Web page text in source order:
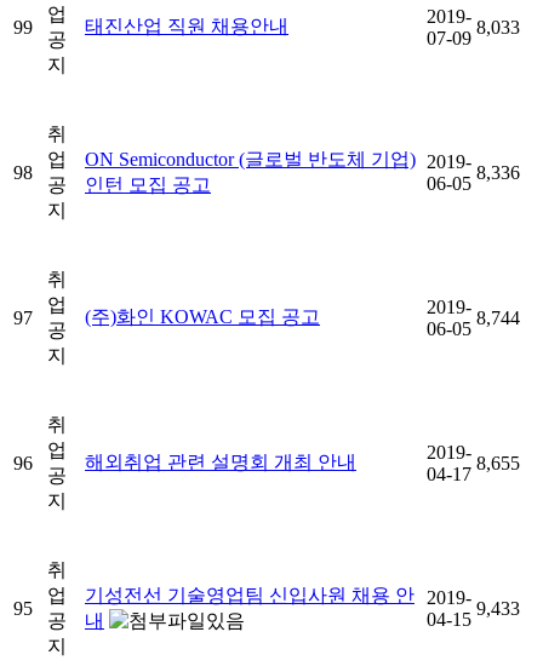
99
업
공
지
태진산업 직원 채용안내
2019-
07-09
8,033
98
취
업
공
지
ON Semiconductor (글로벌 반도체 기업)
인턴 모집 공고
2019-
06-05
8,336
97
취
업
공
지
(주)화인 KOWAC 모집 공고
2019-
06-05
8,744
96
취
업
공
지
해외취업 관련 설명회 개최 안내
2019-
04-17
8,655
95
취
업
공
지
기성전선 기술영업팀 신입사원 채용 안
내
2019-
04-15
9,433